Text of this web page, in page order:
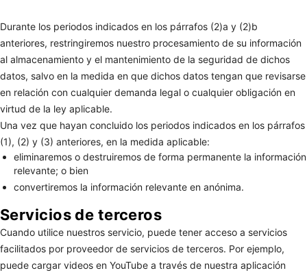
Durante los periodos indicados en los párrafos (2)a y (2)b
anteriores, restringiremos nuestro procesamiento de su información
al almacenamiento y el mantenimiento de la seguridad de dichos
datos, salvo en la medida en que dichos datos tengan que revisarse
en relación con cualquier demanda legal o cualquier obligación en
virtud de la ley aplicable.
Una vez que hayan concluido los periodos indicados en los párrafos
(1), (2) y (3) anteriores, en la medida aplicable:
eliminaremos o destruiremos de forma permanente la información
relevante; o bien
convertiremos la información relevante en anónima.
Servicios de terceros
Cuando utilice nuestros servicio, puede tener acceso a servicios
facilitados por proveedor de servicios de terceros. Por ejemplo,
puede cargar videos en YouTube a través de nuestra aplicación